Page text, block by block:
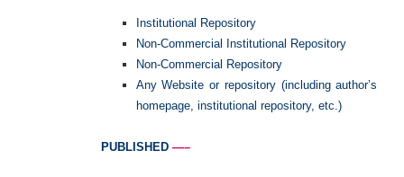
Institutional Repository
Non-Commercial Institutional Repository
Non-Commercial Repository
Any Website or repository (including author’s
homepage, institutional repository, etc.)
PUBLISHED—–